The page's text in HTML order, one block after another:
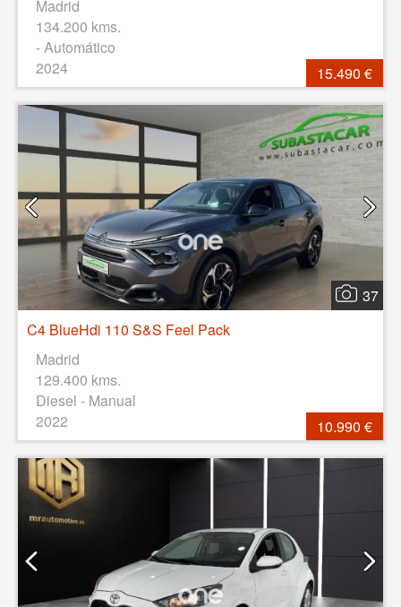
Madrid
134.200 kms.
- Automático
2024
15.490 €
37
C4 BlueHdi 110 S&S Feel Pack
Madrid
129.400 kms.
Diesel - Manual
2022
10.990 €